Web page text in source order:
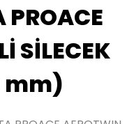
PROACE
SİLECEK
mm)